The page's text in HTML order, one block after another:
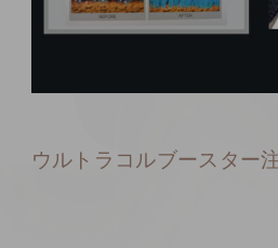
ウルトラコルブースター